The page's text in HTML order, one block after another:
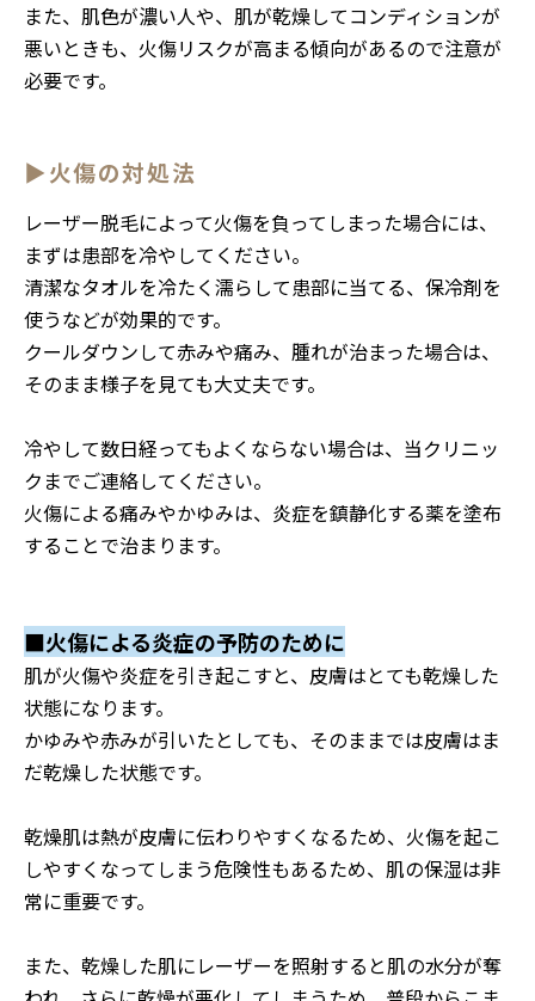
また、肌色が濃い人や、肌が乾燥してコンディションが
悪いときも、火傷リスクが高まる傾向があるので注意が
必要です。
▶火傷の対処法
レーザー脱毛によって火傷を負ってしまった場合には、
まずは患部を冷やしてください。
清潔なタオルを冷たく濡らして患部に当てる、保冷剤を
使うなどが効果的です。
クールダウンして赤みや痛み、腫れが治まった場合は、
そのまま様子を見ても大丈夫です。
冷やして数日経ってもよくならない場合は、当クリニッ
クまでご連絡してください。
火傷による痛みやかゆみは、炎症を鎮静化する薬を塗布
することで治まります。
■火傷による炎症の予防のために
肌が火傷や炎症を引き起こすと、皮膚はとても乾燥した
状態になります。
かゆみや赤みが引いたとしても、そのままでは皮膚はま
だ乾燥した状態です。
乾燥肌は熱が皮膚に伝わりやすくなるため、火傷を起こ
しやすくなってしまう危険性もあるため、肌の保湿は非
常に重要です。
また、乾燥した肌にレーザーを照射すると肌の水分が奪